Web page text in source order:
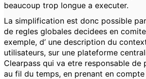
beaucoup trop longue a executer.
La simplification est donc possible
de regles globales decidees en
exemple, d’ une description du
utilisateurs, sur une plateforme
Clearpass qui va etre responsable de
au fil du temps, en prenant en compte